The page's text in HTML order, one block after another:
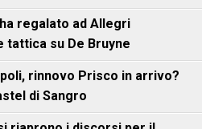
regalato ad Allegri
tattica su De Bruyne
rinnovo Prisco in arrivo?
di Sangro